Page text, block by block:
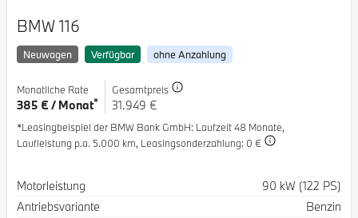
BMW 116
Neuwagen Verfügbar ohne Anzahlung
Monatliche Rate
385 € / Monat*
Gesamtpreis
31.949 €
*Leasingbeispiel der BMW Bank GmbH: Laufzeit 48 Monate,
Laufleistung p.a. 5.000 km, Leasingsonderzahlung: 0 €
Spezifikation
Motorleistung
90 kW (122 PS)
Antriebsvariante
Benzin